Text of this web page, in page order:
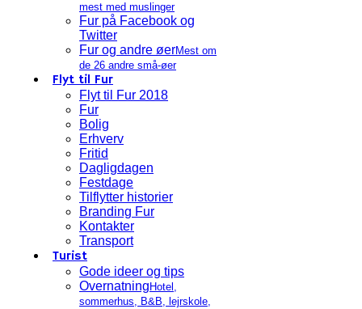
mest med muslinger
Fur på Facebook og
Twitter
Fur og andre øerMest om
de 26 andre små-øer
Flyt til Fur
Flyt til Fur 2018
Fur
Bolig
Erhverv
Fritid
Dagligdagen
Festdage
Tilflytter historier
Branding Fur
Kontakter
Transport
Turist
Gode ideer og tips
Overnatning Hotel,
sommerhus, B&B, lejrskole,